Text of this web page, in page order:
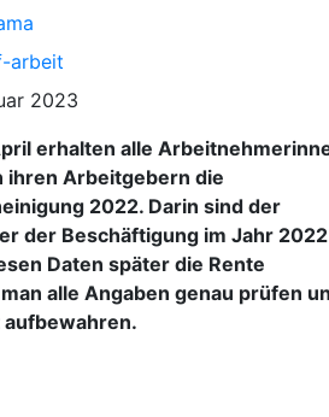
arbeit
2023
erhalten alle
ihren Arbeitgebern die
2022. Darin sind der
der Beschäftigung im Jahr 2022
Daten später die Rente
alle Angaben genau prüfen